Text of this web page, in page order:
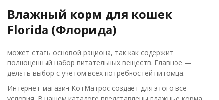
Влажный корм для кошек
Florida (Флорида)
может стать основой рациона, так как содержит
полноценный набор питательных веществ. Главное —
делать выбор с учетом всех потребностей питомца.
Интернет-магазин КотМатрос создает для этого все